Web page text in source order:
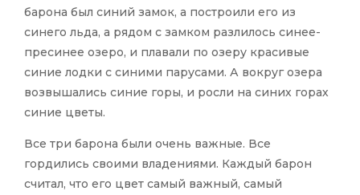
барона был синий замок, а построили его из
синего льда, а рядом с замком разлилось синее-
пресинее озеро, и плавали по озеру красивые
синие лодки с синими парусами. А вокруг озера
возвышались синие горы, и росли на синих горах
синие цветы.
Все три барона были очень важные. Все
гордились своими владениями. Каждый барон
считал, что его цвет самый важный, самый